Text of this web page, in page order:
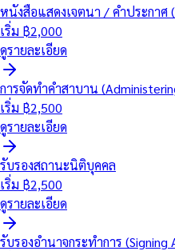
หนังสือแสดงเจตนา / คำประกาศ
เริ่ม ฿2,000
ดูรายละเอียด
การจัดทำคำสาบาน
เริ่ม ฿2,500
ดูรายละเอียด
รับรองสถานะนิติบุคคล
เริ่ม ฿2,500
ดูรายละเอียด
รับรองอำนาจกระทำการ (Signing